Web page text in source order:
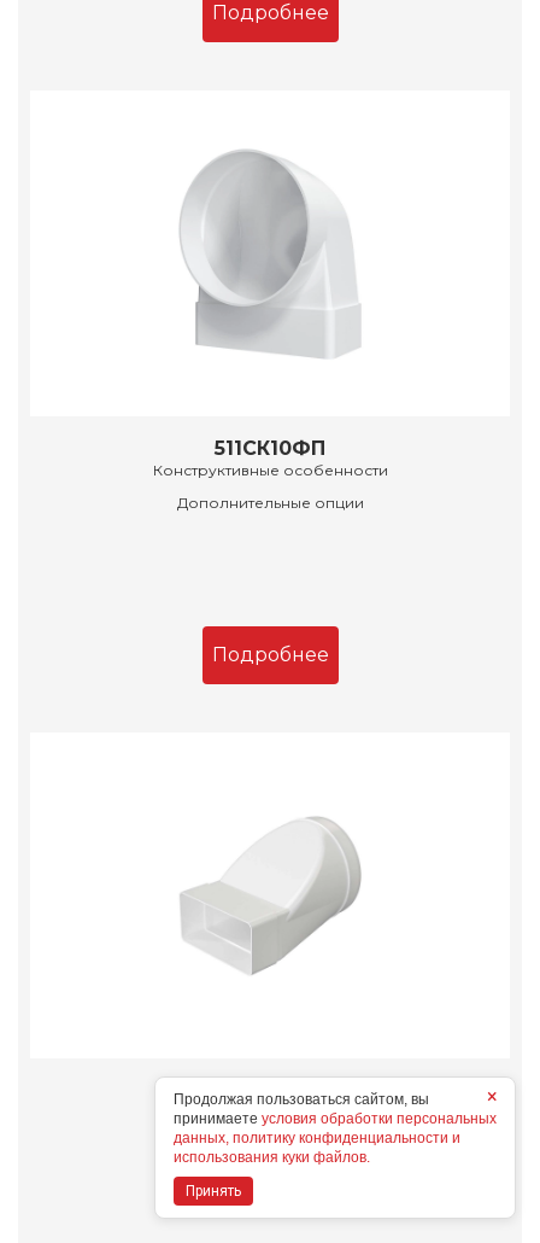
Подробнее
511СК10ФП
Конструктивные особенности
Дополнительные опции
Подробнее
612СП12,5КП
Конструктивные особенности
Дополнительные опции
×
Продолжая пользоваться сайтом, вы
принимаете условия обработки персональных
данных, политику конфиденциальности и
использования куки файлов.
Принять